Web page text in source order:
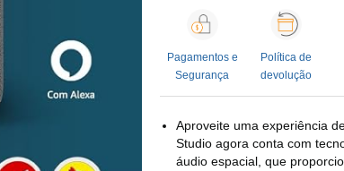
Pagamentos e
Segurança
Política de
devolução
Aproveite uma experiência
Studio agora conta com
áudio espacial, que